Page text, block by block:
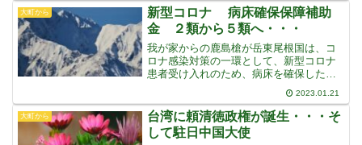
ないどころ
大町から
新型コロナ 病床確保保障補助
金 ２類から５類へ・・・
我が家からの鹿島槍が岳東尾根国は、コ
ロナ感染対策の一環として、新型コロナ
患者受け入れのため、病床を確保した病
院に交付金を支払う事業を行っています
この交付金は、確保した病床のうち、空
床となっている病床や、受け入れのため
に休止した病床が対象にな
2023.01.21
大町から
台湾に頼清徳政権が誕生・・・そ
して駐日中国大使